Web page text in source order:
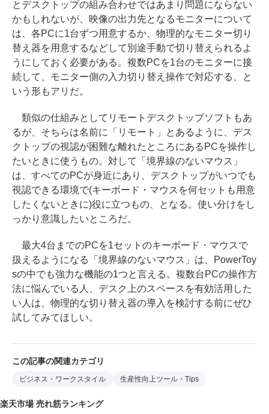
とデスクトップの組み合わせではあまり問題にならない
かもしれないが、映像の出力先となるモニターについて
は、各PCに1台ずつ用意するか、物理的なモニター切り
替え器を用意するなどして別途手動で切り替えられるよ
うにしておく必要がある。複数PCを1台のモニターに接
続して、モニター側の入力切り替え操作で対応する、と
いう形もアリだ。
類似の仕組みとしてリモートデスクトップソフトもあ
るが、そちらは名前に「リモート」とあるように、デス
クトップの視認が困難な離れたところにあるPCを操作し
たいときに使うもの。対して「境界線のないマウス」
は、すべてのPCが身近にあり、デスクトップがいつでも
視認できる環境で(キーボード・マウスを何セットも用意
したくないときに)役に立つもの、となる。使い分けをし
っかり意識したいところだ。
最大4台までのPCを1セットのキーボード・マウスで
扱えるようになる「境界線のないマウス」は、PowerToy
sの中でも強力な機能の1つと言える。複数台PCの操作方
法に悩んでいる人、デスク上のスペースを有効活用した
い人は、物理的な切り替え器の導入を検討する前にぜひ
試してみてほしい。
この記事の関連カテゴリ
ビジネス・ワークスタイル 生産性向上ツール・Tips
楽天市場 売れ筋ランキング